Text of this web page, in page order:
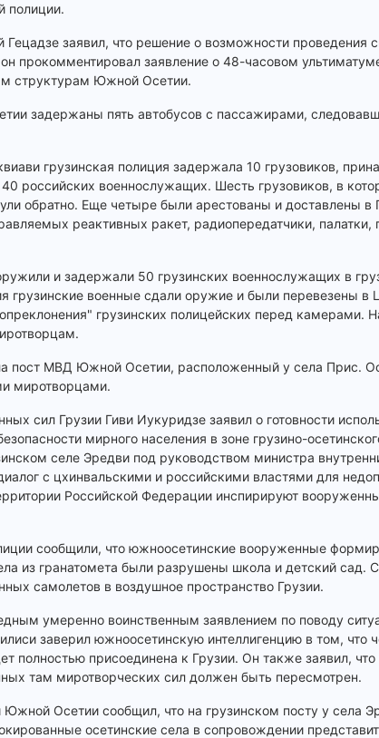
полиции.
Гецадзе заявил, что решение о возможности
прокомментировал заявление о 48-часовом
структурам Южной Осетии.
задержаны пять автобусов с пассажирами,
грузинская полиция задержала 10 грузовиков,
российских военнослужащих. Шесть грузовиков, в
обратно. Еще четыре были арестованы и доставлены
реактивных ракет, радиопередатчики, палатки,
и задержали 50 грузинских военнослужащих в
грузинские военные сдали оружие и были перевезены в
грузинских полицейских перед камерами.
пост МВД Южной Осетии, расположенный у села Прис.
миротворцами.
сил Грузии Гиви Иукуридзе заявил о готовности
мирного населения в зоне грузино-
селе Эредви под руководством министра
с цхинвальскими и российскими властями для
Российской Федерации инспирируют
сообщили, что южноосетинские вооруженные
из гранатомета были разрушены школа и детский сад.
самолетов в воздушное пространство Грузии.
умеренно воинственным заявлением по поводу
заверил южноосетинскую интеллигенцию в том, что
полностью присоединена к Грузии. Он также заявил,
там миротворческих сил должен быть пересмотрен.
Осетии сообщил, что на грузинском посту у села
осетинские села в сопровождении